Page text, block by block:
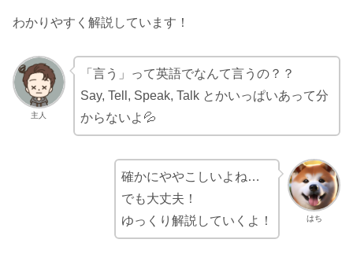
わかりやすく解説しています！
主人
「言う」って英語でなんて言うの？？
Say, Tell, Speak, Talk とかいっぱいあって分
からないよ💦
はち
確かにややこしいよね…
でも大丈夫！
ゆっくり解説していくよ！